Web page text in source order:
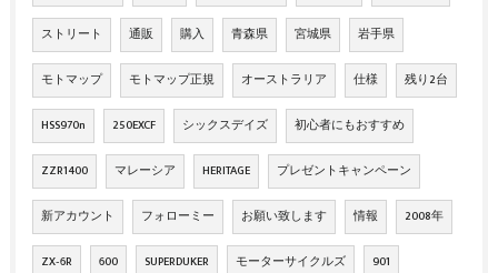
ストリート 通販 購入 青森県 宮城県 岩手県
モトマップ モトマップ正規 オーストラリア 仕様 残り2台
HSS970n 250EXCF シックスデイズ 初心者にもおすすめ
ZZR1400 マレーシア HERITAGE プレゼントキャンペーン
新アカウント フォローミー お願い致します 情報 2008年
ZX‐6R 600 SUPERDUKER モーターサイクルズ 901